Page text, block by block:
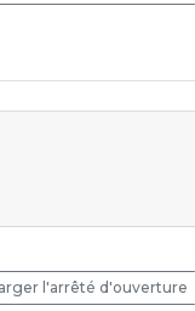
l'arrêté d'ouverture